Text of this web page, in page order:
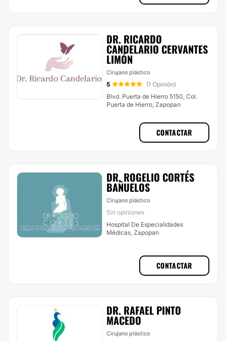
DR. RICARDO
CANDELARIO CERVANTES
LIMÓN
Cirujano plástico
5
(1 Opinión)
Blvd. Puerta de Hierro 5150, Col.
Puerta de Hierro, Zapopan
CONTACTAR
DR. ROGELIO CORTÉS
BAÑUELOS
Cirujano plástico
Sin opiniones
Hospital De Especialidades
Médicas, Zapopan
CONTACTAR
​DR. RAFAEL PINTO
MACEDO
Cirujano plástico